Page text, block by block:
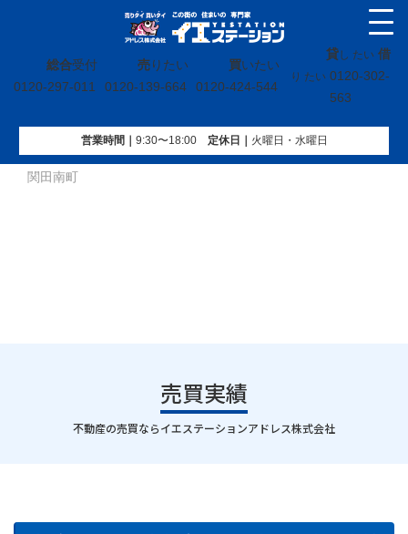
総合受付
0120-297-011
売りたい
0120-139-664
買いたい
0120-424-544
貸し たい 借
り たい 0120-302-
563
営業時間｜ 9:30〜18:00定休⽇｜ 火曜⽇・水曜⽇
イエステーション»売買実績»戸建»福島県いわき市勿来町
関田南町
売買実績
｜
不動産の売買ならイエステーションアドレス株式会社